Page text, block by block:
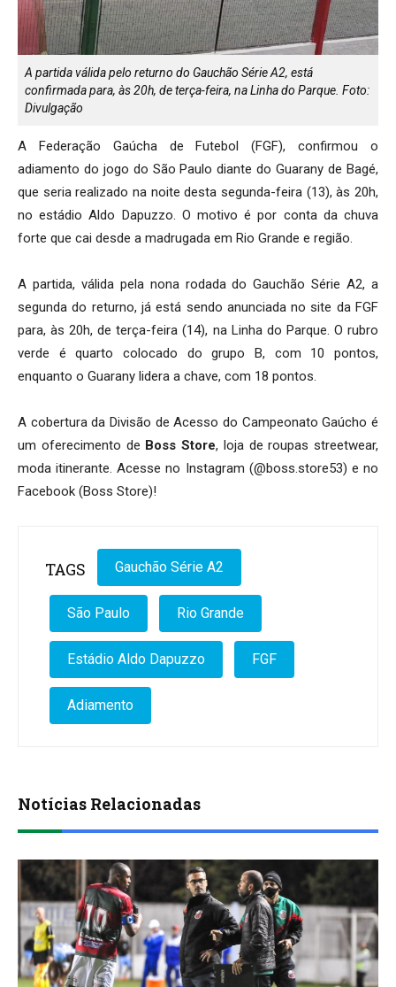
A partida válida pelo returno do Gauchão Série A2, está
confirmada para, às 20h, de terça-feira, na Linha do Parque. Foto:
Divulgação
A Federação Gaúcha de Futebol (FGF), confirmou o
adiamento do jogo do São Paulo diante do Guarany de Bagé,
que seria realizado na noite desta segunda-feira (13), às 20h,
no estádio Aldo Dapuzzo. O motivo é por conta da chuva
forte que cai desde a madrugada em Rio Grande e região.
A partida, válida pela nona rodada do Gauchão Série A2, a
segunda do returno, já está sendo anunciada no site da FGF
para, às 20h, de terça-feira (14), na Linha do Parque. O rubro
verde é quarto colocado do grupo B, com 10 pontos,
enquanto o Guarany lidera a chave, com 18 pontos.
A cobertura da Divisão de Acesso do Campeonato Gaúcho é
um oferecimento de Boss Store, loja de roupas streetwear,
moda itinerante. Acesse no Instagram (@boss.store53) e no
Facebook (Boss Store)!
TAGS Gauchão Série A2
São Paulo Rio Grande
Estádio Aldo Dapuzzo FGF
Adiamento
Notícias Relacionadas